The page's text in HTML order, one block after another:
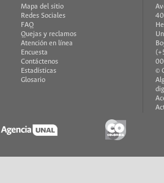
Mapa del sitio
Redes Sociales
FAQ
Quejas y reclamos
Atención en línea
Encuesta
Contáctenos
Estadísticas
Glosario
©